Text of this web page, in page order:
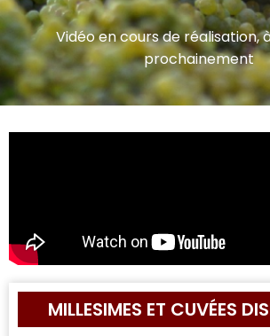
Vidéo en cours de réalisation,
prochainement
MILLESIMES ET CUVÉES